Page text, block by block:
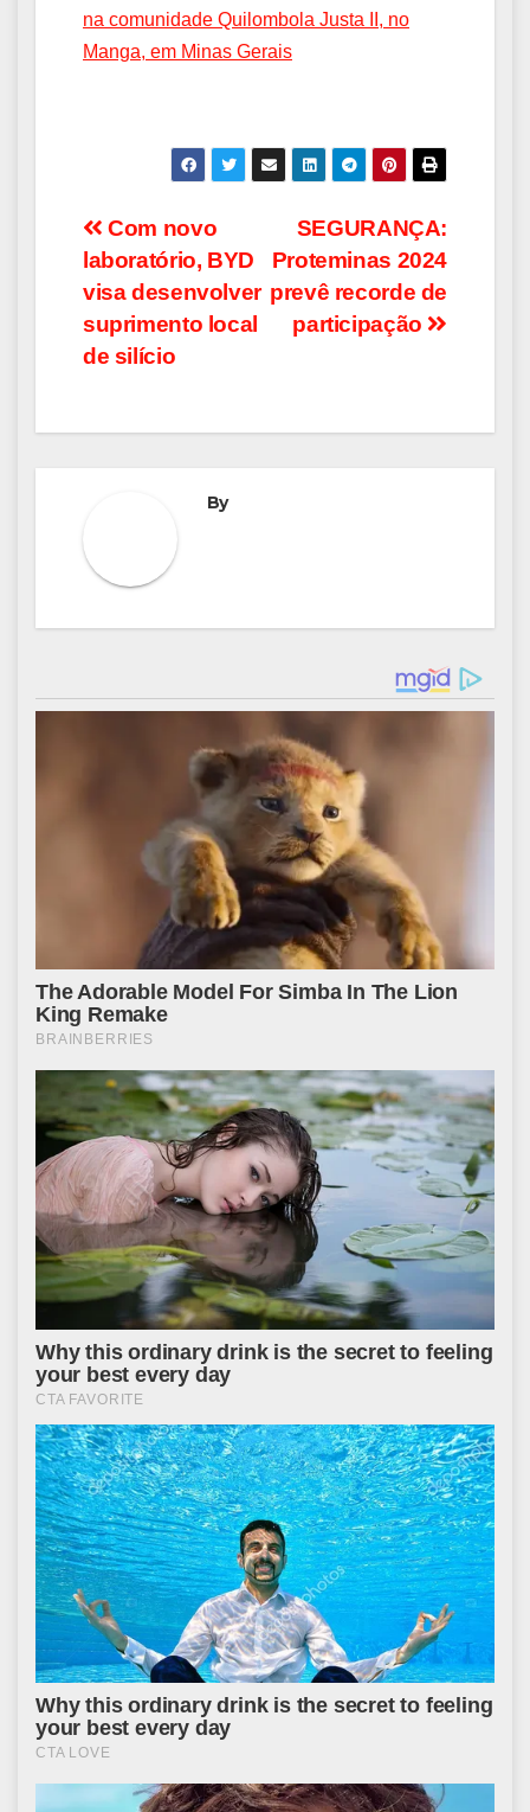
na comunidade Quilombola Justa II, no
Manga, em Minas Gerais
Navegação
de
Post
SEGURANÇA:
Proteminas 2024
prevê recorde de
participação
Com novo
laboratório, BYD
visa desenvolver
suprimento local
de silício
By